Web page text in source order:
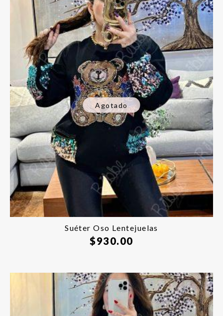
Agotado
Suéter Oso Lentejuelas
$930.00